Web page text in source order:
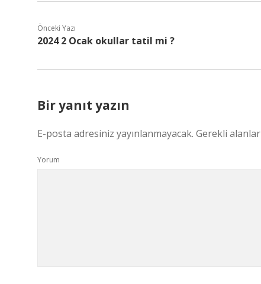
Önceki Yazı
2024 2 Ocak okullar tatil mi ?
Bir yanıt yazın
E-posta adresiniz yayınlanmayacak. Gerekli alanlar
Yorum